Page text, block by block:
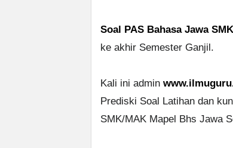
Soal PAS Bahasa Jawa
ke akhir Semester Ganjil.
Kali ini admin
Prediski Soal Latihan dan
SMK/MAK Mapel Bhs Jawa